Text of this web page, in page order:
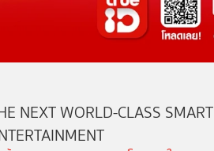
NEXT WORLD-CLASS SMART